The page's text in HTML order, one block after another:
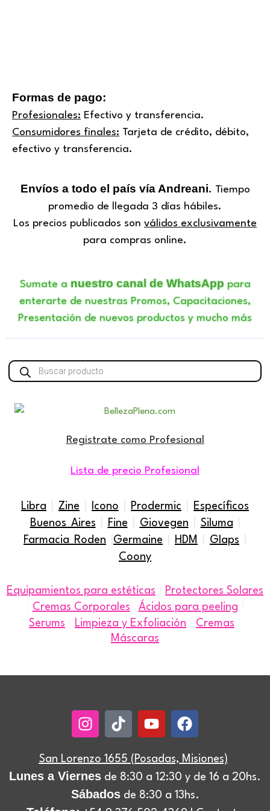
Formas de pago:
Profesionales: Efectivo y transferencia.
Consumidores finales: Tarjeta de crédito, débito,
efectivo y transferencia.
Envíos a todo el país vía Andreani. Tiempo
promedio de llegada 3 días hábiles.
Los precios publicados son válidos exclusivamente
para compras online.
Sumate a nuestro canal de WhatsApppara
enterarte de nuestras Promos, Capacitaciones,
Presentación de nuevos productos y mucho más
Búsqueda
de
Registrate como Profesional
Lista de precio Profesional
Libra Zine Icono Prodermic
Específicos
Buenos Aires
Fine Giovegen Siluma
Farmacia Roden
Germaine HDM Glaps
Coony
Equipamientos para estéticas Protectores Solares
Cremas Corporales Ácidos para peeling
Serums Limpieza y Exfoliación Cremas
Máscaras
Instagram
TiktokYoutubeFacebook
San Lorenzo 1655 (Posadas, Misiones)
Lunes a Viernes de 8:30 a 12:30 y de 16 a 20hs.
Sábadosde 8:30 a 13hs.